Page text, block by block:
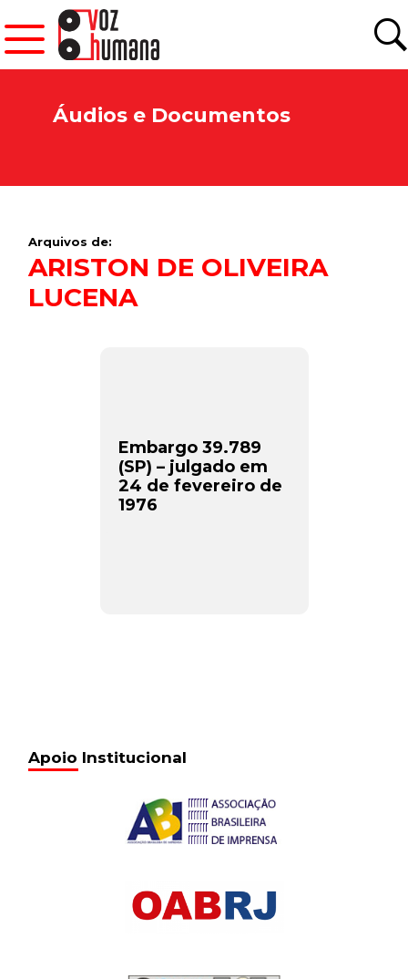
Áudios e Documentos
Arquivos de:
ARISTON DE OLIVEIRA
LUCENA
Embargo 39.789
(SP) – julgado em
24 de fevereiro de
1976
Apoio Institucional